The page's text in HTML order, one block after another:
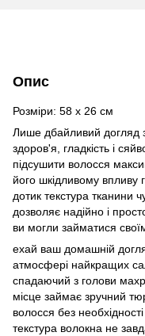
Опис
Розміри: 58 х 26 см
Лише дбайливий догляд
здоров'я, гладкість і
підсушити волосся
його шкідливому впливу
дотик текстура тканини
дозволяє надійно і
ви могли займатися
ехай ваш домашній
атмосфері найкращих
спадаючий з голови
місце займає зручний
волосся без
текстура волокна не